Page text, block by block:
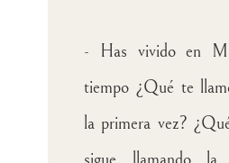
- Has vivido en
tiempo ¿Qué te
la primera vez?